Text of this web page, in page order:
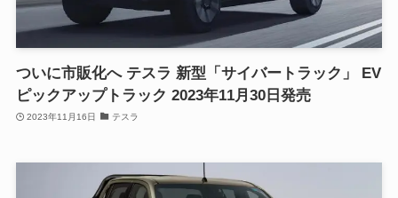
ついに市販化へ テスラ 新型「サイバートラック」 EV
ピックアップトラック 2023年11月30日発売
2023年11月16日 テスラ